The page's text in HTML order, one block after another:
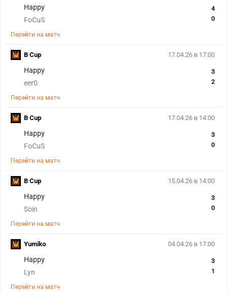
Happy
FoCuS
4
0
Перейти на матч
17.04.26 в 17:00
Happy
eer0
3
2
Перейти на матч
B Cup
17.04.26 в 14:00
Happy
FoCuS
3
0
Перейти на матч
B Cup
15.04.26 в 14:00
Happy
Soin
3
0
Перейти на матч
B Cup
04.04.26 в 17:00
Happy
Lyn
3
1
Перейти на матч
Yumiko